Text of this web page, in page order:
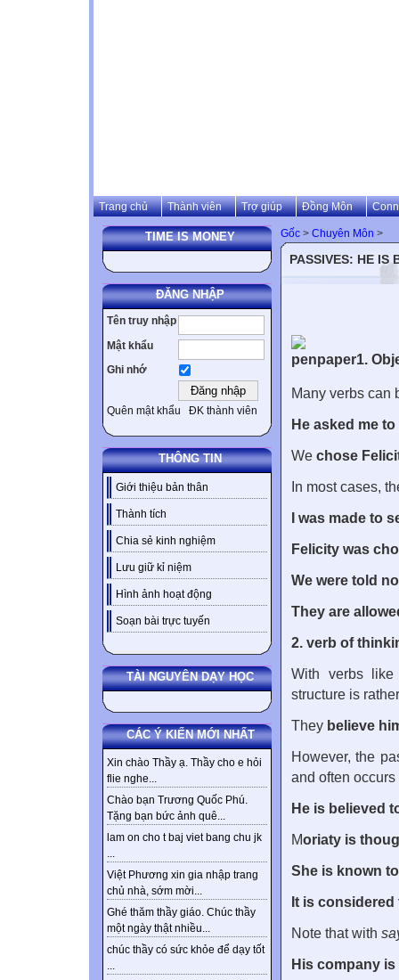
Trang chủ Thành viên Trợ giúp Đồng Môn
TIME IS MONEY
ĐĂNG NHẬP
Tên truy nhập
Mật khẩu
Ghi nhớ
Quên mật khẩu ĐK thành viên
THÔNG TIN
Giới thiệu bản thân
Thành tích
Chia sẻ kinh nghiệm
Lưu giữ kỉ niệm
Hình ảnh hoạt động
Soạn bài trực tuyến
TÀI NGUYÊN DẠY HỌC
CÁC Ý KIẾN MỚI NHẤT
Xin chào Thầy ạ. Thầy cho e hỏi
flie nghe...
Chào bạn Trương Quốc Phú.
Tặng bạn bức ảnh quê...
lam on cho t baj viet bang chu jk
...
Việt Phương xin gia nhập trang
chủ nhà, sớm mời...
Ghé thăm thầy giáo. Chúc thầy
một ngày thật nhiều...
chúc thầy có sức khỏe để dạy tốt
...
Gốc > Chuyên Môn >
PASSIVES: HE IS
1.
Many verbs can
He asked me
We chose
In most cases,
I was made to
Felicity was
We were told
They are
2. verb of
With verbs
structure is
They believe
However, the
and often
He is believed
Moriaty is
She is known
It is considered
Note that with
His company